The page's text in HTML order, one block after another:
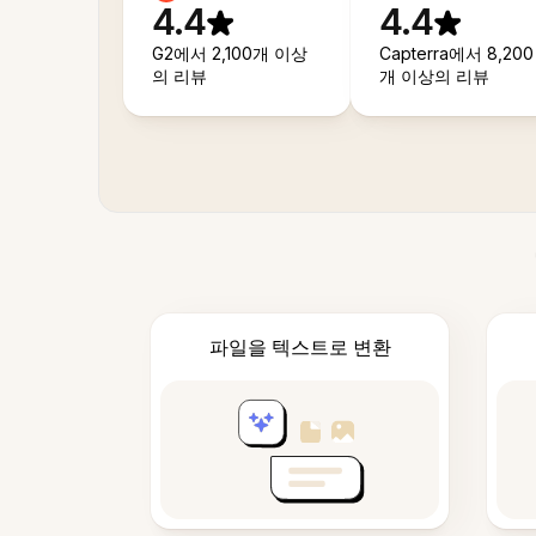
4.4
G2에서 2,100개 이상
의 리뷰
4.4
Capterra에서 8,200
개 이상의 리뷰
파일을 텍스트로 변환